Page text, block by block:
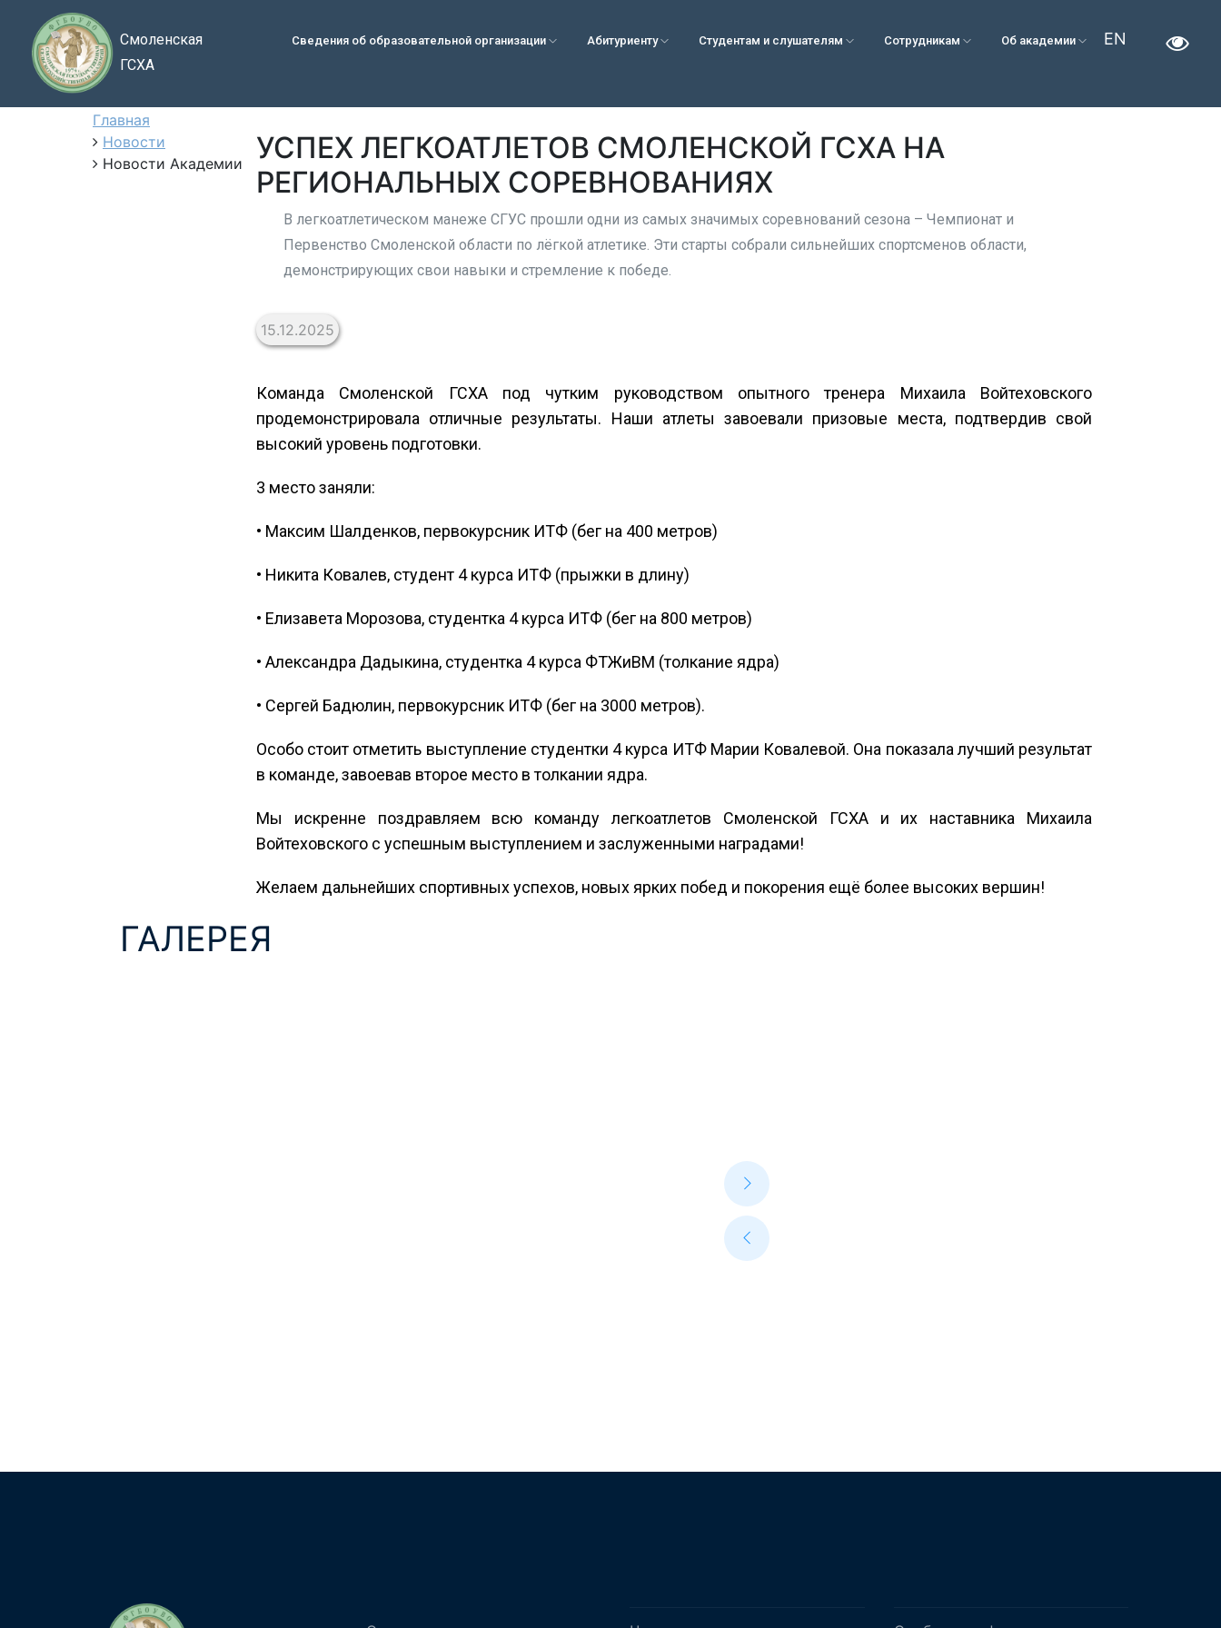
Смоленская
ГСХА
Сведения об образовательной организации Абитуриенту Студентам и слушателям Сотрудникам Об академии EN
Главная
Новости
Новости Академии
УСПЕХ ЛЕГКОАТЛЕТОВ СМОЛЕНСКОЙ ГСХА НА
РЕГИОНАЛЬНЫХ СОРЕВНОВАНИЯХ
В легкоатлетическом манеже СГУС прошли одни из самых значимых соревнований сезона – Чемпионат и
Первенство Смоленской области по лёгкой атлетике. Эти старты собрали сильнейших спортсменов области,
демонстрирующих свои навыки и стремление к победе.
15.12.2025
Команда Смоленской ГСХА под чутким руководством опытного тренера Михаила Войтеховского
продемонстрировала отличные результаты. Наши атлеты завоевали призовые места, подтвердив свой
высокий уровень подготовки.
3 место заняли:
• Максим Шалденков, первокурсник ИТФ (бег на 400 метров)
• Никита Ковалев, студент 4 курса ИТФ (прыжки в длину)
• Елизавета Морозова, студентка 4 курса ИТФ (бег на 800 метров)
• Александра Дадыкина, студентка 4 курса ФТЖиВМ (толкание ядра)
• Сергей Бадюлин, первокурсник ИТФ (бег на 3000 метров).
Особо стоит отметить выступление студентки 4 курса ИТФ Марии Ковалевой. Она показала лучший результат
в команде, завоевав второе место в толкании ядра.
Мы искренне поздравляем всю команду легкоатлетов Смоленской ГСХА и их наставника Михаила
Войтеховского с успешным выступлением и заслуженными наградами!
Желаем дальнейших спортивных успехов, новых ярких побед и покорения ещё более высоких вершин!
ГАЛЕРЕЯ